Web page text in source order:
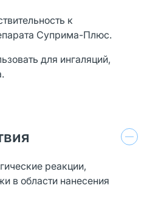
к
Суприма-Плюс.
для ингаляций,
реакции,
в области нанесения